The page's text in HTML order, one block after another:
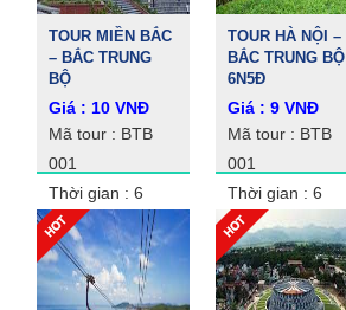
TOUR MIỀN BẮC
– BẮC TRUNG
BỘ
Giá : 10 VNĐ
Mã tour : BTB
001
Thời gian : 6
ngày 5 đêm
TOUR HÀ NỘI –
BẮC TRUNG BỘ
6N5Đ
Giá : 9 VNĐ
Mã tour : BTB
001
Thời gian : 6
ngày 5 đêm